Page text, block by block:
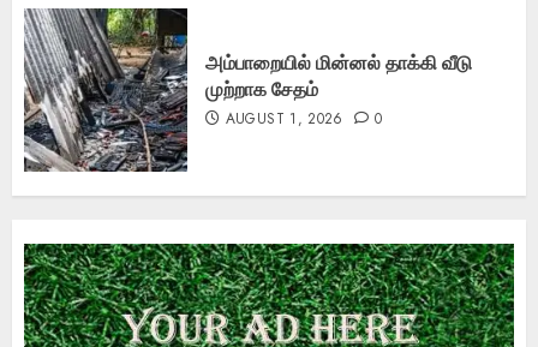
அம்பாறையில் மின்னல் தாக்கி வீடு
முற்றாக சேதம்
AUGUST 1, 2026 0